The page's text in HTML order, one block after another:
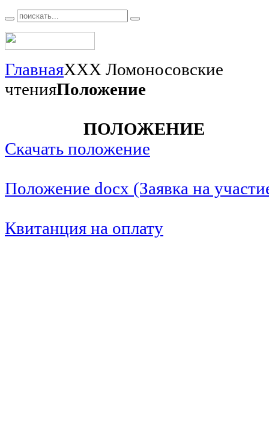
ГлавнаяXXX Ломоносовские
чтенияПоложение
ПОЛОЖЕНИЕ
Скачать положение
Положение docx (Заявка на
Квитанция на оплату